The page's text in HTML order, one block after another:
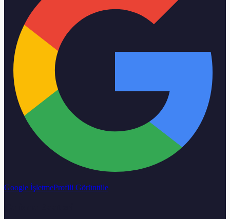
Google İşletmeProfili Görüntüle